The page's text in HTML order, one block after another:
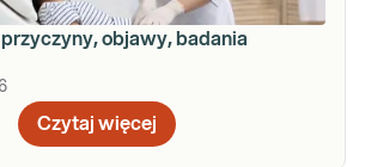
przyczyny, objawy, badania
Czytaj więcej